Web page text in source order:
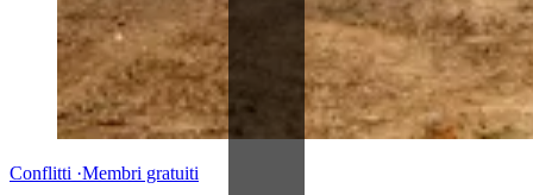
Conflitti ·Membri gratuiti